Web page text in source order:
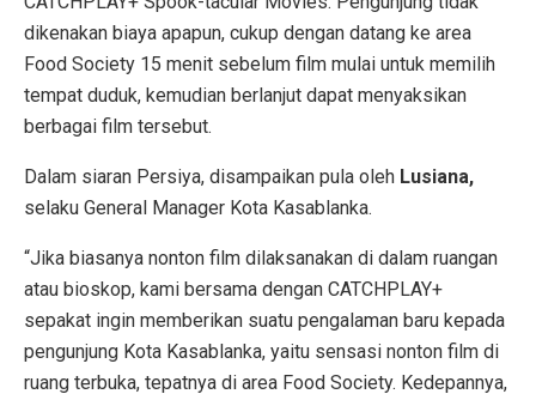
dikenakan biaya apapun, cukup dengan datang ke area
Food Society 15 menit sebelum film mulai untuk memilih
tempat duduk, kemudian berlanjut dapat menyaksikan
berbagai film tersebut.
Dalam siaran Persiya, disampaikan pula oleh Lusiana,
selaku General Manager Kota Kasablanka.
“Jika biasanya nonton film dilaksanakan di dalam ruangan
atau bioskop, kami bersama dengan CATCHPLAY+
sepakat ingin memberikan suatu pengalaman baru kepada
pengunjung Kota Kasablanka, yaitu sensasi nonton film di
ruang terbuka, tepatnya di area Food Society. Kedepannya,